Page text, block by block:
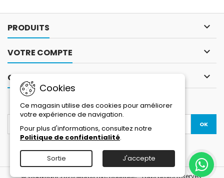
PRODUITS 
VOTRE COMPTE 
CONTACT 
Cookies
Ce magasin utilise des cookies pour améliorer
votre expérience de navigation.
Pour plus d'informations, consultez notre
Politique de confidentialité.
Sortie J'accepte
LETTRE D'INFORMATIONS
Facebook
YouTubeInstagram